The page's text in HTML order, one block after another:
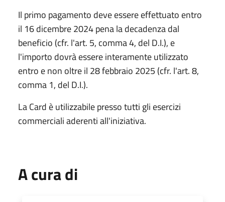
Il primo pagamento deve essere effettuato entro
il 16 dicembre 2024 pena la decadenza dal
beneficio (cfr. l'art. 5, comma 4, del D.I.), e
l'importo dovrà essere interamente utilizzato
entro e non oltre il 28 febbraio 2025 (cfr. l'art. 8,
comma 1, del D.I.).
La Card è utilizzabile presso tutti gli esercizi
commerciali aderenti all'iniziativa.
A cura di